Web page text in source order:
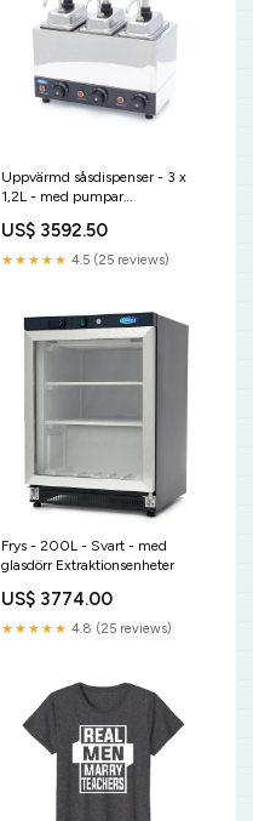
Uppvärmd såsdispenser - 3 x
1,2L - med pumpar
US$ 3592.50
★★★★★ 4.5 (25 reviews)
Frys - 200L - Svart - med
glasdörr Extraktionsenheter
US$ 3774.00
★★★★★ 4.8 (25 reviews)